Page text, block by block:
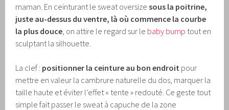
maman. En ceinturant le sweat oversizesous la poitrine,
juste au-dessus du ventre, là où commence la courbe
la plus douce , on attire le regard sur le baby bump tout en
sculptant la silhouette.
La clef : positionner la ceinture au bon endroit pour
mettre en valeur la cambrure naturelle du dos, marquer la
taille haute et éviter l’effet « tente » redouté. Ce geste tout
simple fait passer le sweat à capuche de la zone